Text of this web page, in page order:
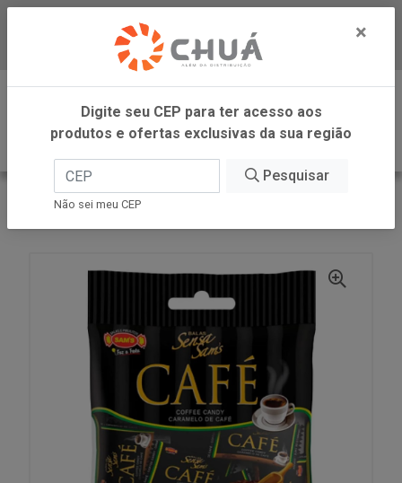
Baixe já nosso APP
0
INÍCIO
SIMAS INDUSTRIAL DE ALIMENTOS
×
Digite seu CEP para ter acesso aos
produtos e ofertas exclusivas da sua região
Pesquisar
Não sei meu CEP